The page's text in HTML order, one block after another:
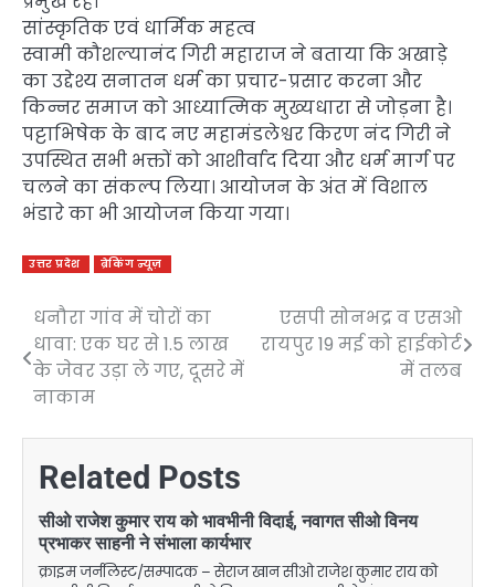
सांस्कृतिक एवं धार्मिक महत्व
स्वामी कौशल्यानंद गिरी महाराज ने बताया कि अखाड़े
का उद्देश्य सनातन धर्म का प्रचार-प्रसार करना और
किन्नर समाज को आध्यात्मिक मुख्यधारा से जोड़ना है।
पट्टाभिषेक के बाद नए महामंडलेश्वर किरण नंद गिरी ने
उपस्थित सभी भक्तों को आशीर्वाद दिया और धर्म मार्ग पर
चलने का संकल्प लिया। आयोजन के अंत में विशाल
भंडारे का भी आयोजन किया गया।
उत्तर प्रदेश ब्रेकिंग न्यूज़
Post
navigation
धनौरा गांव में चोरों का
धावा: एक घर से 1.5 लाख
के जेवर उड़ा ले गए, दूसरे में
नाकाम
एसपी सोनभद्र व एसओ
रायपुर 19 मई को हाईकोर्ट
में तलब
Related Posts
सीओ राजेश कुमार राय को भावभीनी विदाई, नवागत सीओ विनय
प्रभाकर साहनी ने संभाला कार्यभार
क्राइम जर्नलिस्ट/सम्पादक – सेराज खान सीओ राजेश कुमार राय को